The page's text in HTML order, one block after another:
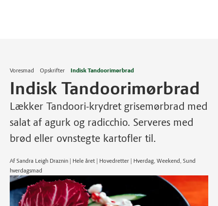
Voresmad Opskrifter Indisk Tandoorimørbrad
Indisk Tandoorimørbrad
Lækker Tandoori-krydret grisemørbrad med
salat af agurk og radicchio. Serveres med
brød eller ovnstegte kartofler til.
Af Sandra Leigh Draznin | Hele året | Hovedretter | Hverdag, Weekend, Sund
hverdagsmad